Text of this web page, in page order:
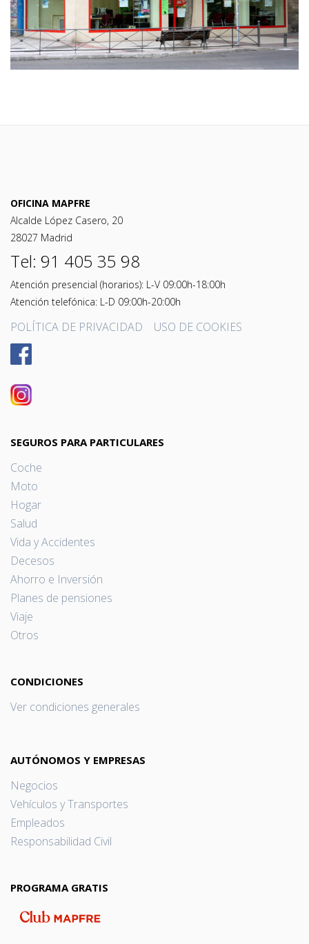
OFICINA MAPFRE
Alcalde López Casero, 20
28027 Madrid
Tel: 91 405 35 98
Atención presencial (horarios): L-V 09:00h-18:00h
Atención telefónica: L-D 09:00h-20:00h
POLÍTICA DE PRIVACIDAD USO DE COOKIES
SEGUROS PARA PARTICULARES
Coche
Moto
Hogar
Salud
Vida y Accidentes
Decesos
Ahorro e Inversión
Planes de pensiones
Viaje
Otros
CONDICIONES
Ver condiciones generales
AUTÓNOMOS Y EMPRESAS
Negocios
Vehículos y Transportes
Empleados
Responsabilidad Civil
PROGRAMA GRATIS